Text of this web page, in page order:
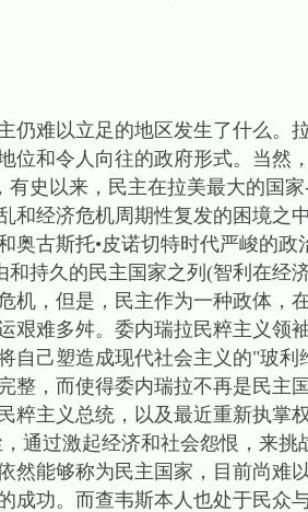
难以立足的地区发生了什么。
位和令人向往的政府形式。当然
史以来，民主在拉美最大的国
和经济危机周期性复发的困境之中
古斯托•皮诺切特时代严峻的政
持久的民主国家之列(智利在经
，但是，民主作为一种政体，
难多舛。委内瑞拉民粹主义领袖
自己塑造成现代社会主义的"玻
，而使得委内瑞拉不再是民主国
主义总统，以及最近重新执掌
通过激起经济和社会怨恨，来
然能够称为民主国家，目前尚难
成功。而查韦斯本人也处于民众